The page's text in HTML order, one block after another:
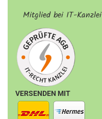
Mitglied bei IT-Kanzlei
VERSENDEN MIT